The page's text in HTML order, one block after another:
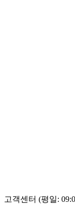
고객센터 (평일: